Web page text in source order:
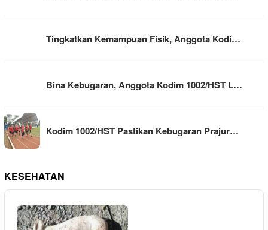
Tingkatkan Kemampuan Fisik, Anggota Kodi…
Bina Kebugaran, Anggota Kodim 1002/HST L…
Kodim 1002/HST Pastikan Kebugaran Prajur…
KESEHATAN